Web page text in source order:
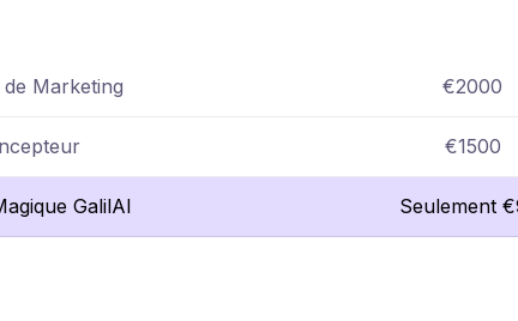
Marketing €2000
€1500
GalilAI Seulement